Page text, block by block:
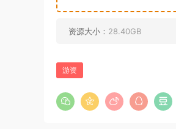
资源大小： 28.40GB
游资